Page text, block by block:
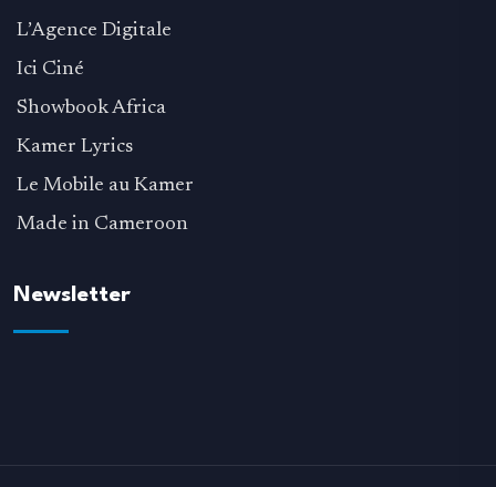
L’Agence Digitale
Ici Ciné
Showbook Africa
Kamer Lyrics
Le Mobile au Kamer
Made in Cameroon
Newsletter